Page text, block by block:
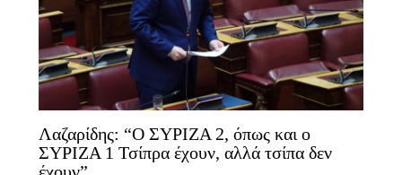
Λαζαρίδης: “Ο ΣΥΡΙΖΑ 2, όπως και ο
ΣΥΡΙΖΑ 1 Τσίπρα έχουν, αλλά τσίπα δεν
έχουν”